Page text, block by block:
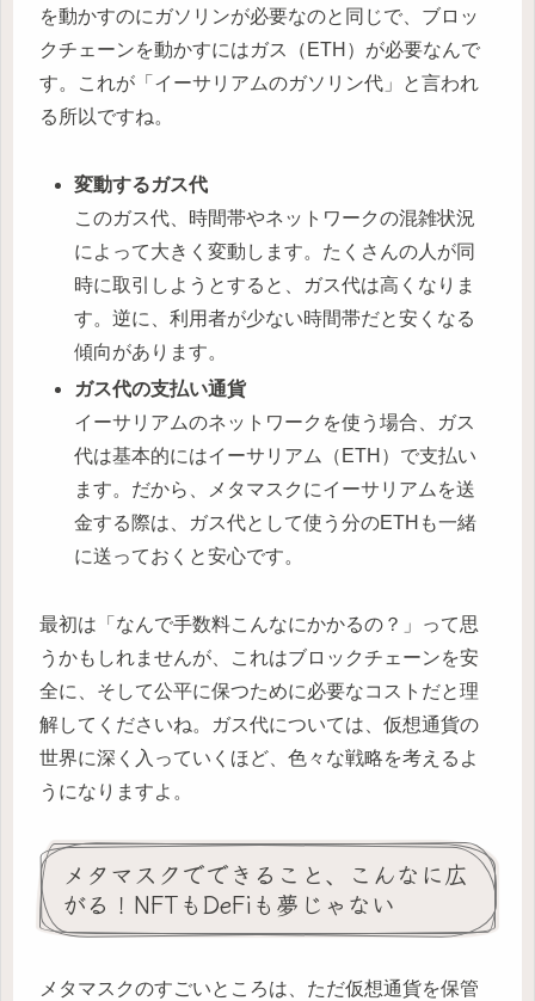
を動かすのにガソリンが必要なのと同じで、ブロッ
クチェーンを動かすにはガス（ETH）が必要なんで
す。これが「イーサリアムのガソリン代」と言われ
る所以ですね。
変動するガス代
このガス代、時間帯やネットワークの混雑状況
によって大きく変動します。たくさんの人が同
時に取引しようとすると、ガス代は高くなりま
す。逆に、利用者が少ない時間帯だと安くなる
傾向があります。
ガス代の支払い通貨
イーサリアムのネットワークを使う場合、ガス
代は基本的にはイーサリアム（ETH）で支払い
ます。だから、メタマスクにイーサリアムを送
金する際は、ガス代として使う分のETHも一緒
に送っておくと安心です。
最初は「なんで手数料こんなにかかるの？」って思
うかもしれませんが、これはブロックチェーンを安
全に、そして公平に保つために必要なコストだと理
解してくださいね。ガス代については、仮想通貨の
世界に深く入っていくほど、色々な戦略を考えるよ
うになりますよ。
メタマスクでできること、こんなに広
がる！NFTもDeFiも夢じゃない
メタマスクのすごいところは、ただ仮想通貨を保管